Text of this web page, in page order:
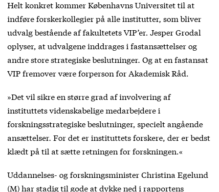
Helt konkret kommer Københavns Universitet til at
indføre forskerkollegier på alle institutter, som bliver
udvalg bestående af fakultetets VIP’er. Jesper Grodal
oplyser, at udvalgene inddrages i fastansættelser og
andre store strategiske beslutninger. Og at en fastansat
VIP fremover være forperson for Akademisk Råd.
»Det vil sikre en større grad af involvering af
instituttets videnskabelige medarbejdere i
forskningsstrategiske beslutninger, specielt angående
ansættelser. For det er instituttets forskere, der er bedst
klædt på til at sætte retningen for forskningen.«
Uddannelses- og forskningsminister Christina Egelund
(M) har stadig til gode at dykke ned i rapportens